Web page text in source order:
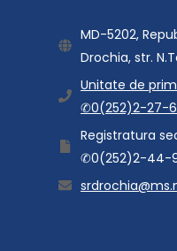
MD-5202,
Drochia, str.
Unitate de
✆0(252)2-27-
Registratura
✆0(252)2-44-